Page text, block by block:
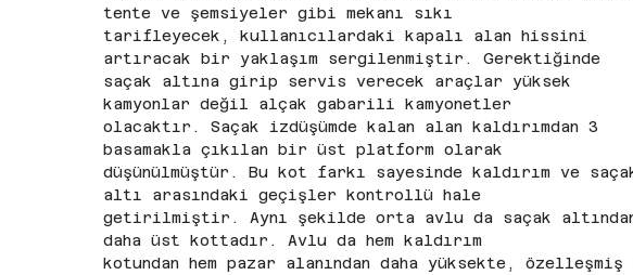
tente ve şemsiyeler gibi mekanı sıkı
tarifleyecek, kullanıcılardaki kapalı alan hissini
artıracak bir yaklaşım sergilenmiştir. Gerektiğinde
saçak altına girip servis verecek araçlar yüksek
kamyonlar değil alçak gabarili kamyonetler
olacaktır. Saçak izdüşümde kalan alan kaldırımdan 3
basamakla çıkılan bir üst platform olarak
düşünülmüştür. Bu kot farkı sayesinde kaldırım ve
altı arasındaki geçişler kontrollü hale
getirilmiştir. Aynı şekilde orta avlu da saçak
daha üst kottadır. Avlu da hem kaldırım
kotundan hem pazar alanından daha yüksekte,